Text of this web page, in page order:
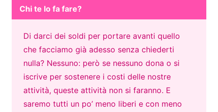
Chi te lo fa fare?
Di darci dei soldi per portare avanti quello
che facciamo già adesso senza chiederti
nulla? Nessuno: però se nessuno dona o si
iscrive per sostenere i costi delle nostre
attività, queste attività non si faranno. E
saremo tutti un po’ meno liberi e con meno